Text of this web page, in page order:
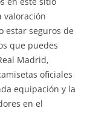
valoración
estar seguros de
que puedes
Madrid,
oficiales
equipación y la
en el